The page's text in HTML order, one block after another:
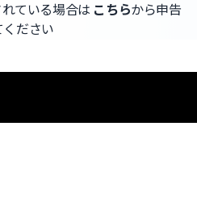
ている場合は こちらから申告
ください